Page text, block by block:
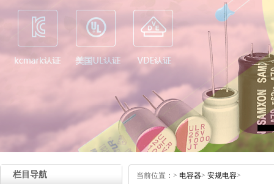
栏目导航 当前位置： > 电容器> 安规电容>